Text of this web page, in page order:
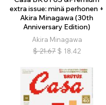
extra issue: minä perhonen +
Akira Minagawa (30th
Anniversary Edition)
Akira Minagawa
$ 21.67 $ 18.42